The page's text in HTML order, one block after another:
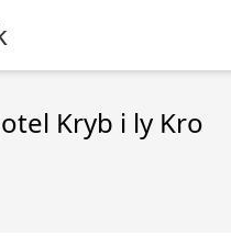
Kryb i ly Kro